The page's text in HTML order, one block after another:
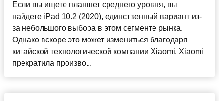
Если вы ищете планшет среднего уровня, вы
найдете iPad 10.2 (2020), единственный вариант из-
за небольшого выбора в этом сегменте рынка.
Однако вскоре это может измениться благодаря
китайской технологической компании Xiaomi. Xiaomi
прекратила произво...